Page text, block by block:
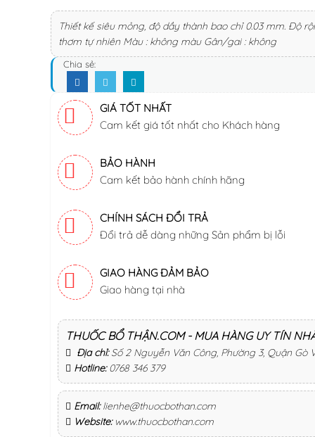
Thiết kế siêu mỏng, độ dầy thành bao chỉ 0.03 mm. Độ
thơm tự nhiên Màu : không màu Gân/gai : không
Chia sẻ:
GIÁ TỐT NHẤT
Cam kết giá tốt nhất cho Khách hàng
BẢO HÀNH
Cam kết bảo hành chính hãng
CHÍNH SÁCH ĐỔI TRẢ
Đổi trả dễ dàng những Sản phẩm bị lỗi
GIAO HÀNG ĐẢM BẢO
Giao hàng tại nhà
THUỐC BỔ THẬN.COM - MUA HÀNG UY TÍN
Địa chỉ:Số 2 Nguyễn Văn Công, Phường 3, Quận Gò
Hotline:0768 346 379
Email:lienhe@thuocbothan.com
Website:www.thuocbothan.com